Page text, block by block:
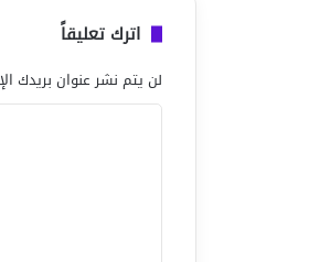
اترك تعليقاً
لن يتم نشر عنوان بريدك